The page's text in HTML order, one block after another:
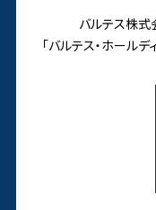
バルテス株
「バルテス・ホール